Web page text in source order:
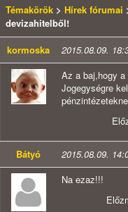
Témakörök > Hírek fórumai
devizahitelből!
kormoska
2015.08.09.
Az a baj,hogy
Jogegységre
Bátyó 2015.08.09.
Na ezaz!!!